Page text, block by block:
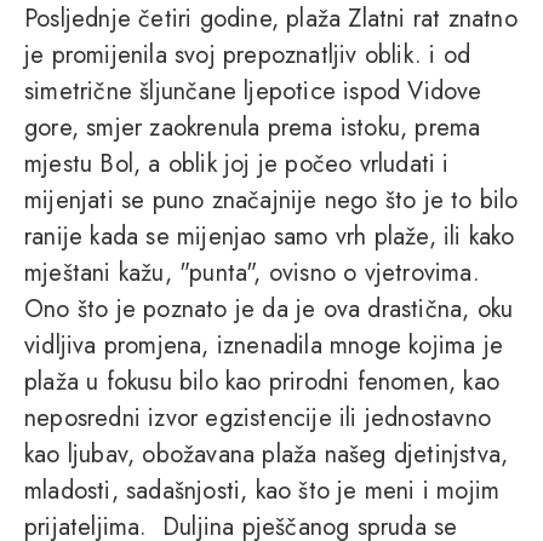
Posljednje četiri godine, plaža Zlatni rat znatno
je promijenila svoj prepoznatljiv oblik. i od
simetrične šljunčane ljepotice ispod Vidove
gore, smjer zaokrenula prema istoku, prema
mjestu Bol, a oblik joj je počeo vrludati i
mijenjati se puno značajnije nego što je to bilo
ranije kada se mijenjao samo vrh plaže, ili kako
mještani kažu, "punta", ovisno o vjetrovima.
Ono što je poznato je da je ova drastična, oku
vidljiva promjena, iznenadila mnoge kojima je
plaža u fokusu bilo kao prirodni fenomen, kao
neposredni izvor egzistencije ili jednostavno
kao ljubav, obožavana plaža našeg djetinjstva,
mladosti, sadašnjosti, kao što je meni i mojim
prijateljima. Duljina pješčanog spruda se